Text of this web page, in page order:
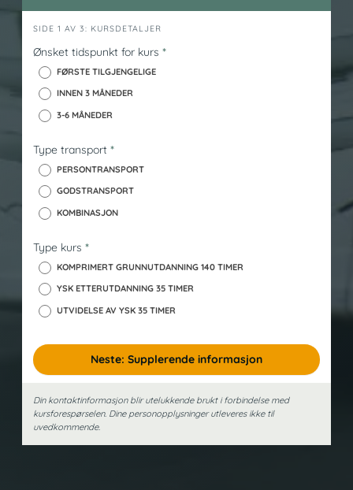
h
e
_
k
SIDE 1 AV 3: KURSDETALJER
Ønsket tidspunkt for kurs *
FØRSTE TILGJENGELIGE
INNEN 3 MÅNEDER
3-6 MÅNEDER
Type transport *
PERSONTRANSPORT
GODSTRANSPORT
KOMBINASJON
Type kurs *
KOMPRIMERT GRUNNUTDANNING 140 TIMER
YSK ETTERUTDANNING 35 TIMER
UTVIDELSE AV YSK 35 TIMER
Neste: Supplerende informasjon
Din kontaktinformasjon blir utelukkende brukt i forbindelse med
kursforespørselen. Dine person­opplysninger utleveres ikke til
uvedkommende.